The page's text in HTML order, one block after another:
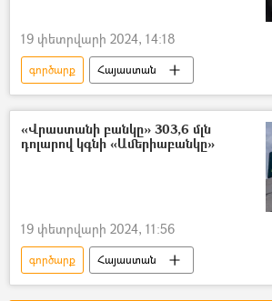
19 փետրվարի 2024, 14:18
գործարք
Հայաստան
Վրաստանի Հանրապետություն
Բանկ
«Վրաստանի բանկը» 303,6 մլն
դոլարով կգնի «Ամերիաբանկը»
19 փետրվարի 2024, 11:56
գործարք
Հայաստան
Վրաստանի Հանրապետություն
Բանկ